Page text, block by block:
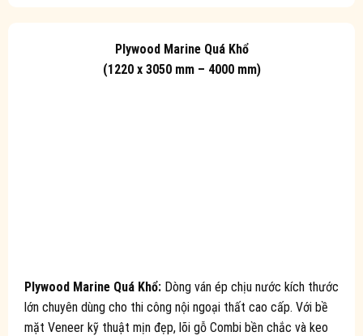
Plywood Marine Quá Khổ
(1220 x 3050 mm – 4000 mm)
Plywood Marine Quá Khổ:Dòng ván ép chịu nước kích thước
lớn chuyên dùng cho thi công nội ngoại thất cao cấp. Với bề
mặt Veneer kỹ thuật mịn đẹp, lõi gỗ Combi bền chắc và keo